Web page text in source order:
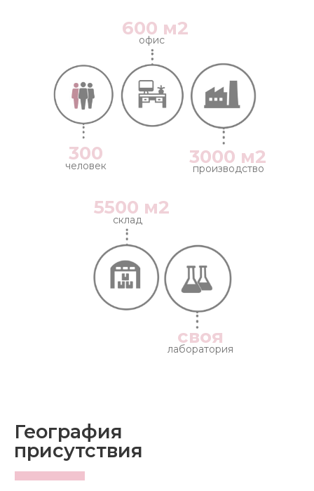
300
человек
600 м2
офис
3000 м2
производство
5500 м2
склад
своя
лаборатория
География
присутствия